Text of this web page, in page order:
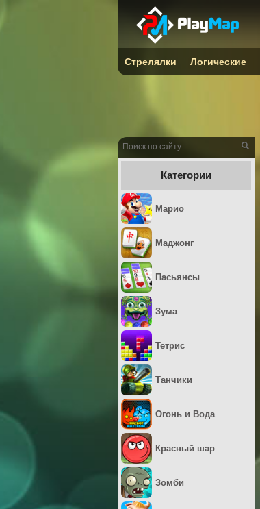
Категории
Марио
Маджонг
Пасьянсы
Зума
Тетрис
Танчики
Огонь и Вода
Красный шар
Зомби
Стрелялки Логические